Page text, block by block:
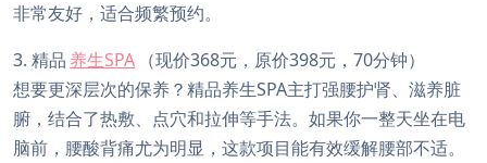
非常友好，适合频繁预约。
3. 精品 养生SPA （现价368元，原价398元，70分钟）
想要更深层次的保养？精品养生SPA主打强腰护肾、滋养脏
腑，结合了热敷、点穴和拉伸等手法。如果你一整天坐在电
脑前，腰酸背痛尤为明显，这款项目能有效缓解腰部不适。